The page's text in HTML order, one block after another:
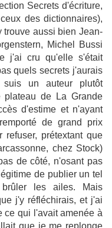
Secrets d'écriture,
des dictionnaires),
aussi bien Jean-
Michel Bussi
j'ai cru qu'elle s'était
quels secrets j'aurais
un auteur plutôt
plateau de La Grande
d'estime et n'ayant
de grand prix
refuser, prétextant que
chez Stock)
de côté, n'osant pas
de publier un tel
les ailes. Mais
j'y réfléchirais, et j'ai
ce qui l'avait amenée à